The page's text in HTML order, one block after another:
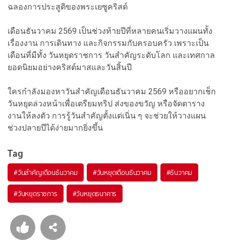
ฉลองการประสูติของพระเยซูคริสต์
เดือนธันวาคม 2569 เป็นช่วงท้ายปีที่หลายคนเริ่มวางแผนทั้ง
เรื่องงาน การเดินทาง และกิจกรรมกับครอบครัว เพราะเป็น
เดือนที่มีทั้ง วันหยุดราชการ วันสำคัญระดับโลก และเทศกาล
ยอดนิยมอย่างคริสต์มาสและวันสิ้นปี
ใครกำลังมองหาวันสำคัญเดือนธันวาคม 2569 หรืออยากเช็ก
วันหยุดล่วงหน้าเพื่อเตรียมทริป ส่งของขวัญ หรือจัดตาราง
งานให้ลงตัว การรู้วันสำคัญตั้งแต่เนิ่น ๆ จะช่วยให้วางแผน
ช่วงปลายปีได้ง่ายมากยิ่งขึ้น
Tag
#วันสำคัญเดือนธันวาคม #วันหยุดเดือนธันวาคม #ธันวาคม
#วันหยุดราชการ #วันหยุดธนาคาร